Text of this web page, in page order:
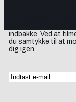
indbakke. Ved at
du samtykke til at
dig igen.